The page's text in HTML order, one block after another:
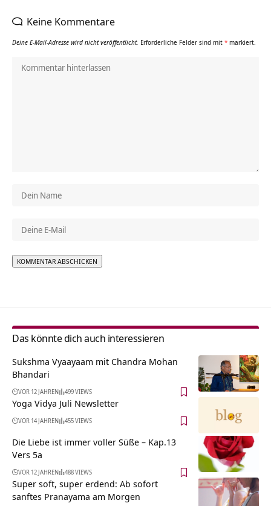
Keine Kommentare
Deine E-Mail-Adresse wird nicht veröffentlicht. Erforderliche Felder sind mit * markiert.
Das könnte dich auch interessieren
Sukshma Vyaayaam mit Chandra Mohan
Bhandari
VOR 12 JAHREN 499 VIEWS
Yoga Vidya Juli Newsletter
VOR 14 JAHREN 455 VIEWS
Die Liebe ist immer voller Süße – Kap.13
Vers 5a
VOR 12 JAHREN 488 VIEWS
Super soft, super erdend: Ab sofort
sanftes Pranayama am Morgen